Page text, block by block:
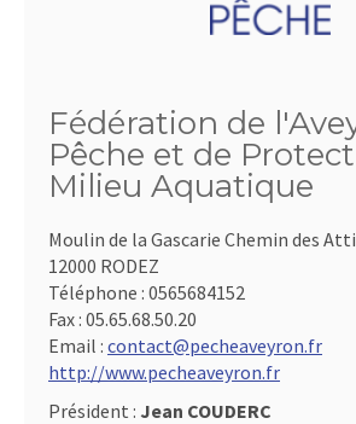
Fédération de
Pêche et de
Milieu Aquatique
Moulin de la Gascarie Chemin des
12000 RODEZ
Téléphone : 0565684152
Fax : 05.65.68.50.20
Email : contact@pecheaveyron.fr
http://www.pecheaveyron.fr
Président : Jean COUDERC